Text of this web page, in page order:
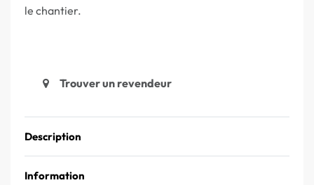
le chantier.
Trouver un revendeur
Description
Information